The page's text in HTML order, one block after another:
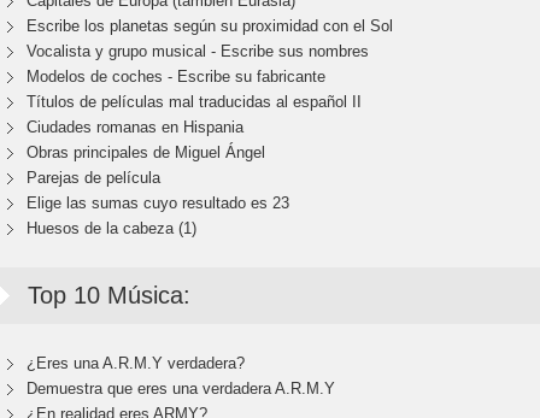
Escribe los planetas según su proximidad con el Sol
Vocalista y grupo musical - Escribe sus nombres
Modelos de coches - Escribe su fabricante
Títulos de películas mal traducidas al español II
Ciudades romanas en Hispania
Obras principales de Miguel Ángel
Parejas de película
Elige las sumas cuyo resultado es 23
Huesos de la cabeza (1)
Top 10 Música:
¿Eres una A.R.M.Y verdadera?
Demuestra que eres una verdadera A.R.M.Y
¿En realidad eres ARMY?